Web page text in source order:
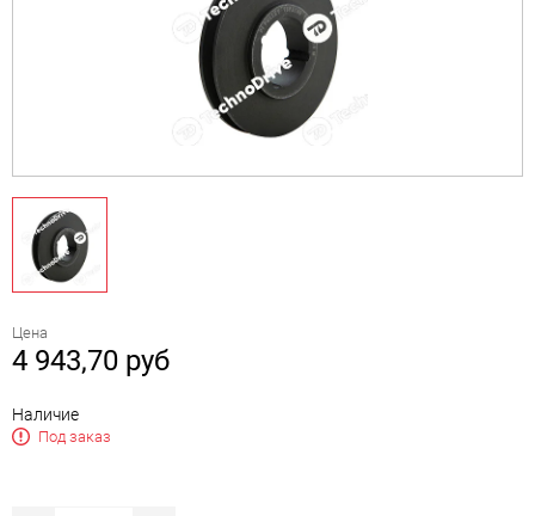
Цена
4 943,70 руб
Наличие
Под заказ